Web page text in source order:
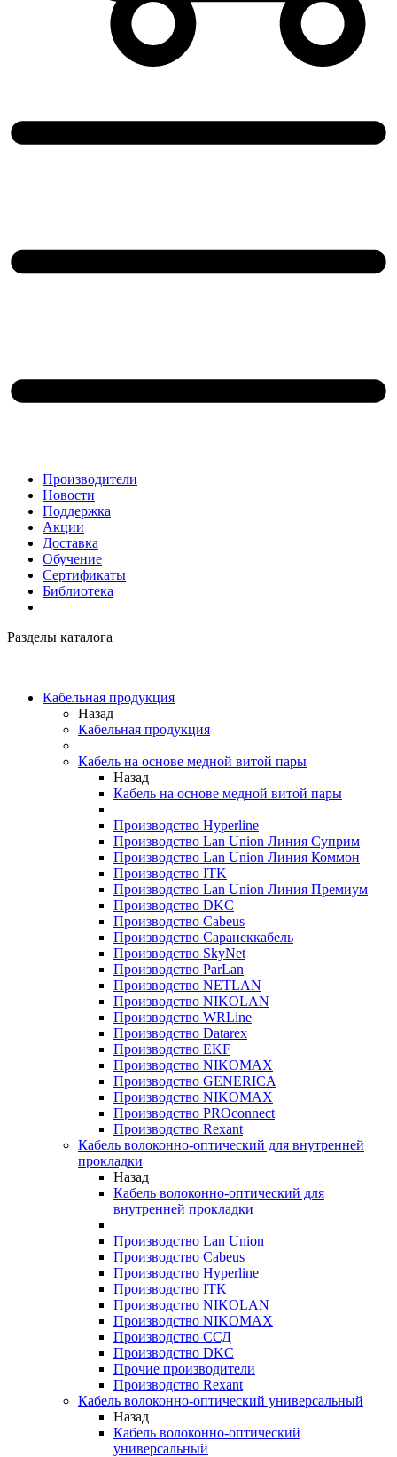
Производители
Новости
Поддержка
Акции
Доставка
Обучение
Сертификаты
Библиотека
Разделы каталога
Кабельная продукция
Назад
Кабельная продукция
Кабель на основе медной витой пары
Назад
Кабель на основе медной витой пары
Производство Hyperline
Производство Lan Union Линия Суприм
Производство Lan Union Линия Коммон
Производство ITK
Производство Lan Union Линия Премиум
Производство DKC
Производство Cabeus
Производство Сарансккабель
Производство SkyNet
Производство ParLan
Производство NETLAN
Производство NIKOLAN
Производство WRLine
Производство Datarex
Производство EKF
Производство NIKOMAX
Производство GENERICA
Производство NIKOMAX
Производство PROconnect
Производство Rexant
Кабель волоконно-оптический для внутренней
прокладки
Назад
Кабель волоконно-оптический для
внутренней прокладки
Производство Lan Union
Производство Cabeus
Производство Hyperline
Производство ITK
Производство NIKOLAN
Производство NIKOMAX
Производство ССД
Производство DKC
Прочие производители
Производство Rexant
Кабель волоконно-оптический универсальный
Назад
Кабель волоконно-оптический
универсальный